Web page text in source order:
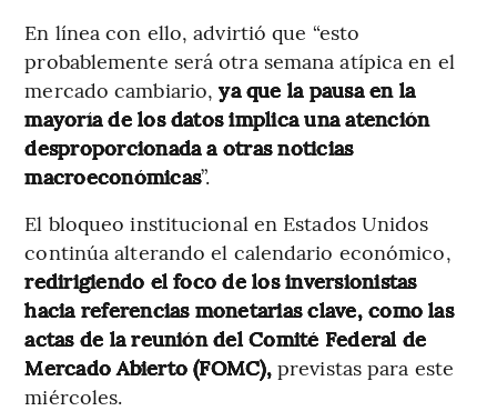
En línea con ello, advirtió que “esto
probablemente será otra semana atípica en el
mercado cambiario,ya que la pausa en la
mayoría de los datos implica una atención
desproporcionada a otras noticias
macroeconómicas”.
El bloqueo institucional en Estados Unidos
continúa alterando el calendario económico,
redirigiendo el foco de los inversionistas
hacia referencias monetarias clave, como las
actas de la reunión del Comité Federal de
Mercado Abierto (FOMC),previstas para este
miércoles.